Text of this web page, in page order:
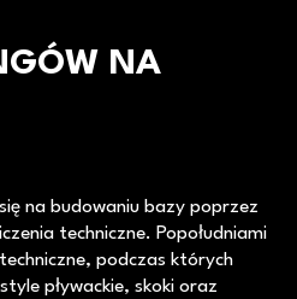
NA
na budowaniu bazy poprzez
techniczne. Popołudniami
podczas których
pływackie, skoki oraz